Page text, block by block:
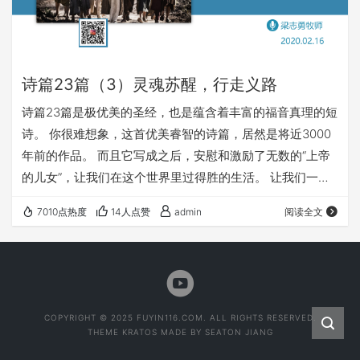
诗篇23篇（3）灵魂苏醒，行走义路
诗篇23篇是极优美的圣经，也是蕴含着丰富的福音真理的短
诗。 你很难想象，这首优美睿智的诗篇，居然是将近3000
年前的作品。 而且它写成之后，安慰和激励了无数的“上帝
的儿女”，让我们在这个世界里过得胜的生活。 让我们一起
慕义的心灵。 点击音频媒体前面的小三角“►”就可以播放
了： 我们的阿爸天父，感谢赞美你 感谢你赐给我们《圣
感谢你，赐给我们主基督；若没有主基督，我们所做…
7010点热度 14人点赞 admin 阅读全文
COPYRIGHT © 2025 FUYIN116.COM. ALL RIGHTS RESERVED.
THEME KRATOS MADE BY SEATON JIANG